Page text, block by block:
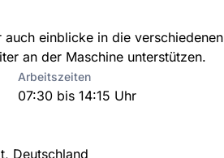
einblicke in die verschiedenen
an der Maschine unterstützen.
Arbeitszeiten
07:30 bis 14:15 Uhr
Deutschland